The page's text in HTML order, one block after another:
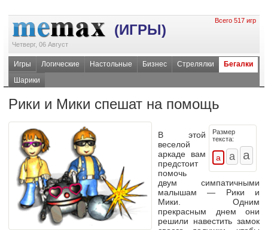
(ИГРЫ)
Четверг, 06 Август
Всего 517 игр
Игры Логические Настольные Бизнес Стрелялки
Бегалки
Шарики
Рики и Мики спешат на помощь
Размер
текста:
В этой
веселой
аркаде вам
предстоит
помочь
двум симпатичными
малышам — Рики и
Мики. Одним
прекрасным днем они
решили навестить замок